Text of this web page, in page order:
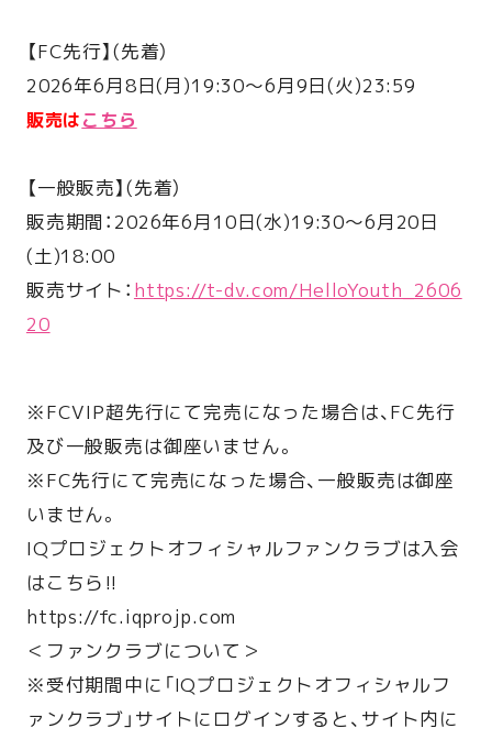
【FC先行】(先着）
2026年6月8日(月)19:30〜6月9日(火)23:59
販売はこちら
【一般販売】(先着）
販売期間：2026年6月10日(水)19:30〜6月20日
(土)18:00
販売サイト： https://t-dv.com/HelloYouth_2606
20
※FCVIP超先行にて完売になった場合は、FC先行
及び一般販売は御座いません。
※FC先行にて完売になった場合、一般販売は御座
いません。
IQプロジェクトオフィシャルファンクラブは入会
はこちら!!
https://fc.iqprojp.com
＜ファンクラブについて＞
※受付期間中に「IQプロジェクトオフィシャルフ
ァンクラブ」サイトにログインすると、サイト内に